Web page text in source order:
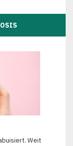
Weit